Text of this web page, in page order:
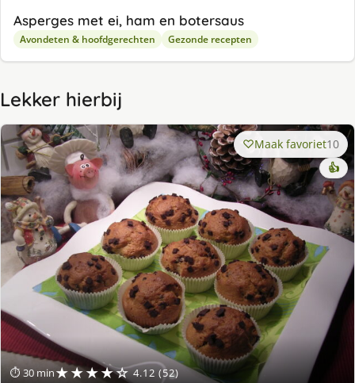
Asperges met ei, ham en botersaus
Avondeten & hoofdgerechten Gezonde recepten
Lekker hierbij
⏱ 30 min★★★★☆ 4.12 (52)
Maak favoriet10
👍